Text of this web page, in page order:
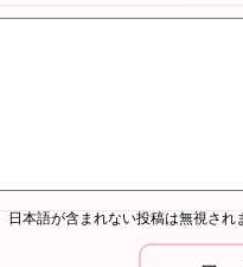
日本語が含まれない投稿は無視され